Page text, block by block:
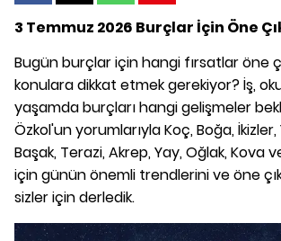
3 Temmuz 2026 Burçlar İçin Öne
Bugün burçlar için hangi fırsatlar öne
konulara dikkat etmek gerekiyor? İş,
yaşamda burçları hangi gelişmeler
Özkol'un yorumlarıyla Koç, Boğa,
Başak, Terazi, Akrep, Yay, Oğlak, Kova
için günün önemli trendlerini ve öne
sizler için derledik.